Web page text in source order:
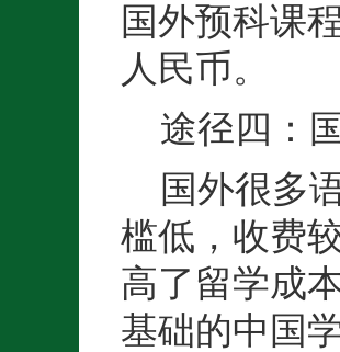
国外预科课
人民币。
途径四：
国外很多
槛低，收费
高了留学成
基础的中国